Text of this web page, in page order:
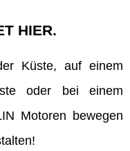
HIER.
Küste, auf einem
oder bei einem
Motoren bewegen